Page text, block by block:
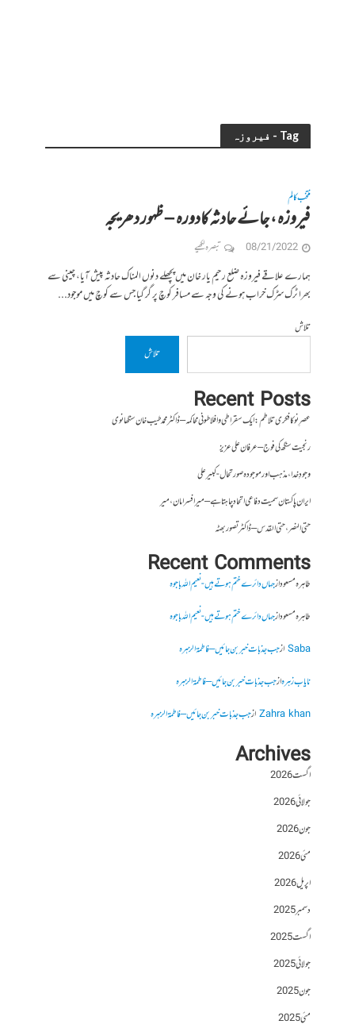
Tag - فیروزہ
منتخب کالم
فیروزہ ، جائے حادثہ کادورہ – ظہور دھریجہ
08/21/2022 تبصرہ لکھیے
ہمارے علاقے فیروزہ ضلع رحیم یار خان میں پچھلے دنوں المناک حادثہ پیش آیا، چینی سے
بھرا ٹرک سڑک خراب ہونے کی وجہ سے مسافر کوچ پر گر گیا جس سے کوچ میں موجود...
تلاش
تلاش
Recent Posts
عصرِ نو کا فکری تلاطم: ایک سقراطی و افلاطونی محاکمہ – ڈاکٹر محمد طیب خان سنگھانوی
رنجیت سنگھ کی فوج – عرفان علی عزیز
وجودِ خدا، مذہب اور موجودہ صورتحال- کبیر علی
ایران پاکستان سمیت دفاعی اتحاد چاہتا ہے – میر افسر امان،میر
حتی النصر ، حتی القدس – ڈاکٹر تصور بھٹہ
Recent Comments
طاہرہ مسعودازجہاں دائرے ختم ہوتے ہیں- نعیم اللہ باجوہ
طاہرہ مسعودازجہاں دائرے ختم ہوتے ہیں- نعیم اللہ باجوہ
Sabaازجب جذبات خبر بن جائیں – فاطمۃالزہرہ
نایاب زہرہازجب جذبات خبر بن جائیں – فاطمۃالزہرہ
Zahra khanازجب جذبات خبر بن جائیں – فاطمۃالزہرہ
Archives
اگست 2026
جولائی 2026
جون 2026
مئی 2026
اپریل 2026
دسمبر 2025
اگست 2025
جولائی 2025
جون 2025
مئی 2025